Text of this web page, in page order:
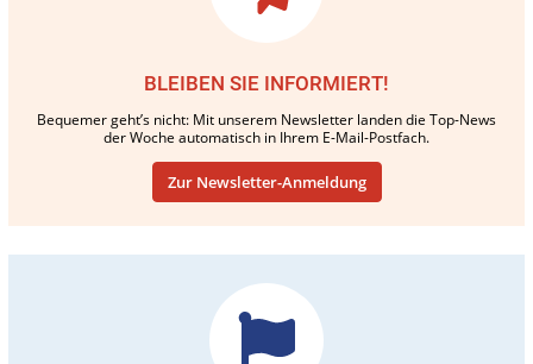
BLEIBEN SIE INFORMIERT!
Bequemer geht’s nicht: Mit unserem Newsletter landen die Top-News
der Woche automatisch in Ihrem E-Mail-Postfach.
Zur Newsletter-Anmeldung